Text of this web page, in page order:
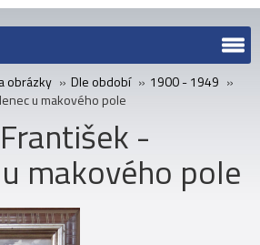
obrázky » Dle období » 1900 - 1949 »
u makového pole
-
makového pole